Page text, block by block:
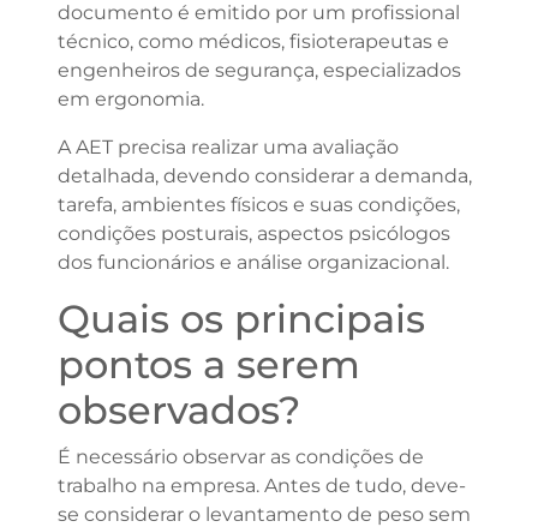
documento é emitido por um profissional
técnico, como médicos, fisioterapeutas e
engenheiros de segurança, especializados
em ergonomia.
A AET precisa realizar uma avaliação
detalhada, devendo considerar a demanda,
tarefa, ambientes físicos e suas condições,
condições posturais, aspectos psicólogos
dos funcionários e análise organizacional.
Quais os principais
pontos a serem
observados?
É necessário observar as condições de
trabalho na empresa. Antes de tudo, deve-
se considerar o levantamento de peso sem